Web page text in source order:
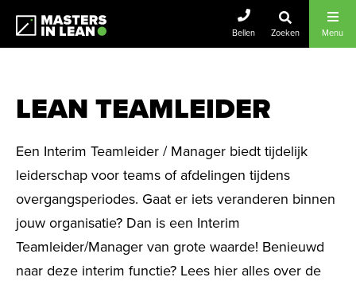
Masters In Lean
Bellen Zoeken Menu
LEAN TEAMLEIDER
Een Interim Teamleider / Manager biedt tijdelijk
leiderschap voor teams of afdelingen tijdens
overgangsperiodes. Gaat er iets veranderen binnen
jouw organisatie? Dan is een Interim
Teamleider/Manager van grote waarde! Benieuwd
naar deze interim functie? Lees hier alles over de